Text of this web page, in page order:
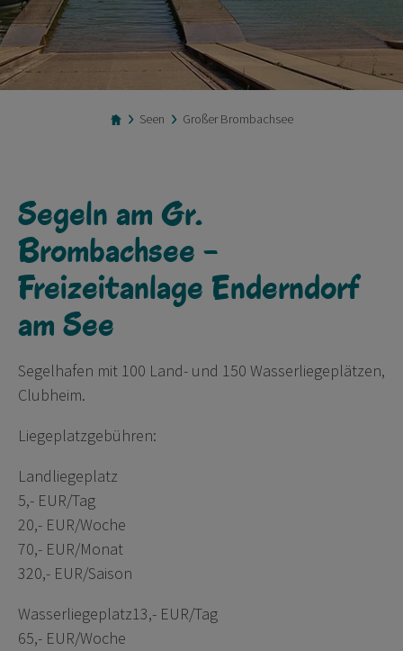
Seen Großer Brombachsee
Segeln am Gr.
Brombachsee -
Freizeitanlage Enderndorf
am See
Segelhafen mit 100 Land- und 150 Wasserliegeplätzen,
Clubheim.
Liegeplatzgebühren:
Landliegeplatz
5,- EUR/Tag
20,- EUR/Woche
70,- EUR/Monat
320,- EUR/Saison
Wasserliegeplatz13,- EUR/Tag
65,- EUR/Woche